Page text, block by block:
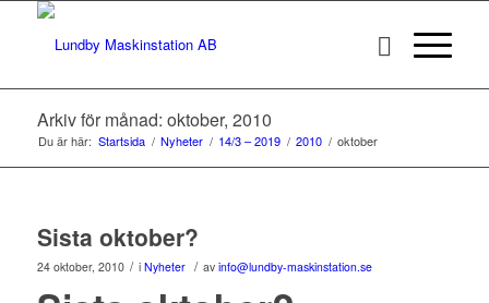
Arkiv för månad: oktober, 2010
Du är här: Startsida / Nyheter / 14/3 – 2019 / 2010 / oktober
Sista oktober?
24 oktober, 2010 / i Nyheter / av info@lundby-maskinstation.se